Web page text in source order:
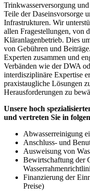
Trinkwasserversorgung
Teile der Daseinsvorsorge
Infrastrukturen. Wir
allen Fragestellungen, von
Kläranlagenbetrieb. Dies
von Gebühren und
Experten zusammen und
Verbänden wie der DWA
interdisziplinäre Expertise
praxistaugliche Lösungen
Herausforderungen zu
Unsere hoch
und vertreten Sie in
Abwasserreinigung
Anschluss- und
Ausweisung von
Bewirtschaftung der
Finanzierung der
Preise)